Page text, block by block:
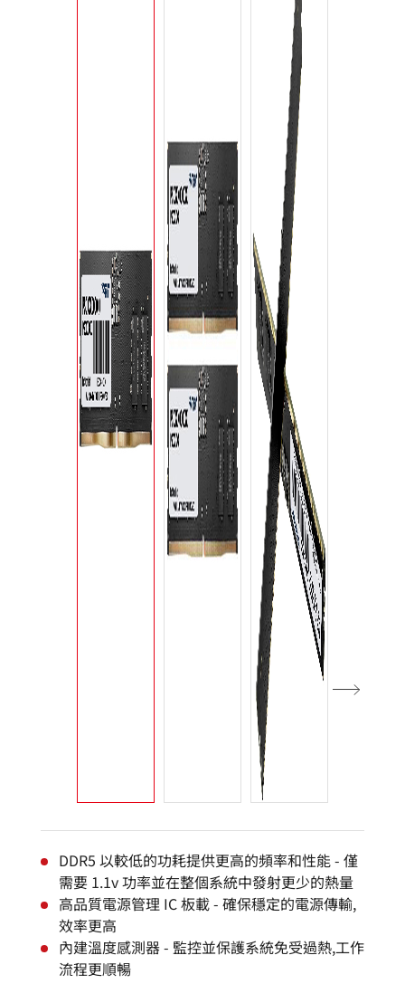
DDR5 以較低的功耗提供更高的頻率和性能 - 僅
需要 1.1v 功率並在整個系統中發射更少的熱量
高品質電源管理 IC 板載 - 確保穩定的電源傳輸,
效率更高
內建溫度感測器 - 監控並保護系統免受過熱,工作
流程更順暢